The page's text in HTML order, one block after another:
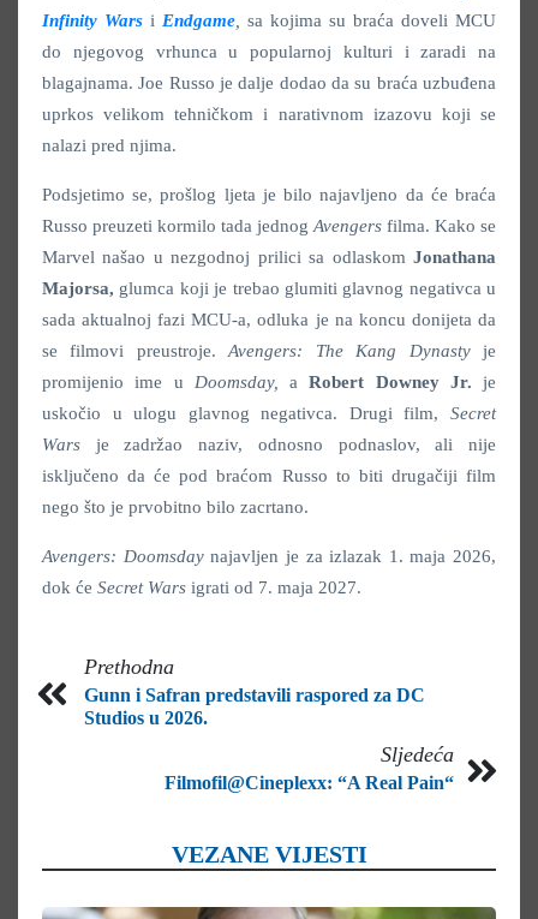
Infinity Wars i Endgame
sa kojima su braća doveli MCU
do njegovog vrhunca u popularnoj kulturi i zaradi na
blagajnama. Joe Russo je dalje dodao da su braća uzbuđena
uprkos velikom tehničkom i narativnom izazovu koji se
nalazi pred njima.
Podsjetimo se, prošlog ljeta je bilo najavljeno da će braća
Russo preuzeti kormilo tada jednog Avengers filma. Kako se
Marvel našao u nezgodnoj prilici sa odlaskom Jonathana
Majorsa, glumca koji je trebao glumiti glavnog negativca u
sada aktualnoj fazi MCU-a, odluka je na koncu donijeta da
se filmovi preustroje.Avengers: The Kang Dynastyje
promijenio ime u Doomsday, aRobert Downey Jr. je
uskočio u ulogu glavnog negativca. Drugi film, Secret
Wars je zadržao naziv, odnosno podnaslov, ali nije
isključeno da će pod braćom Russo to biti drugačiji film
nego što je prvobitno bilo zacrtano.
Avengers: Doomsdaynajavljen je za izlazak 1. maja 2026,
dok će Secret Wars igrati od 7. maja 2027.
Prethodna
Gunn i Safran predstavili raspored za DC
Studios u 2026.
Sljedeća
Filmofil@Cineplexx: “A Real Pain“
VEZANE VIJESTI